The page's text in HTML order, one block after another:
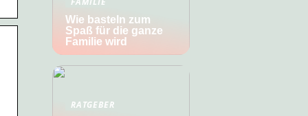
Wie basteln zum
Spaß für die ganze
Familie wird
RATGEBER